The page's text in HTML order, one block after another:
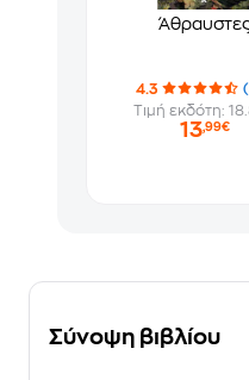
4.3
Τιμή εκδότη:
13,99€
Σύνοψη βιβλίου